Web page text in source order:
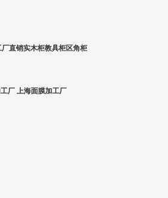
直销实木柜教具柜区角柜
厂 上海面膜加工厂